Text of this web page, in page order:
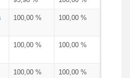
100,00 % 100,00 %
100,00 % 100,00 %
100,00 % 100,00 %